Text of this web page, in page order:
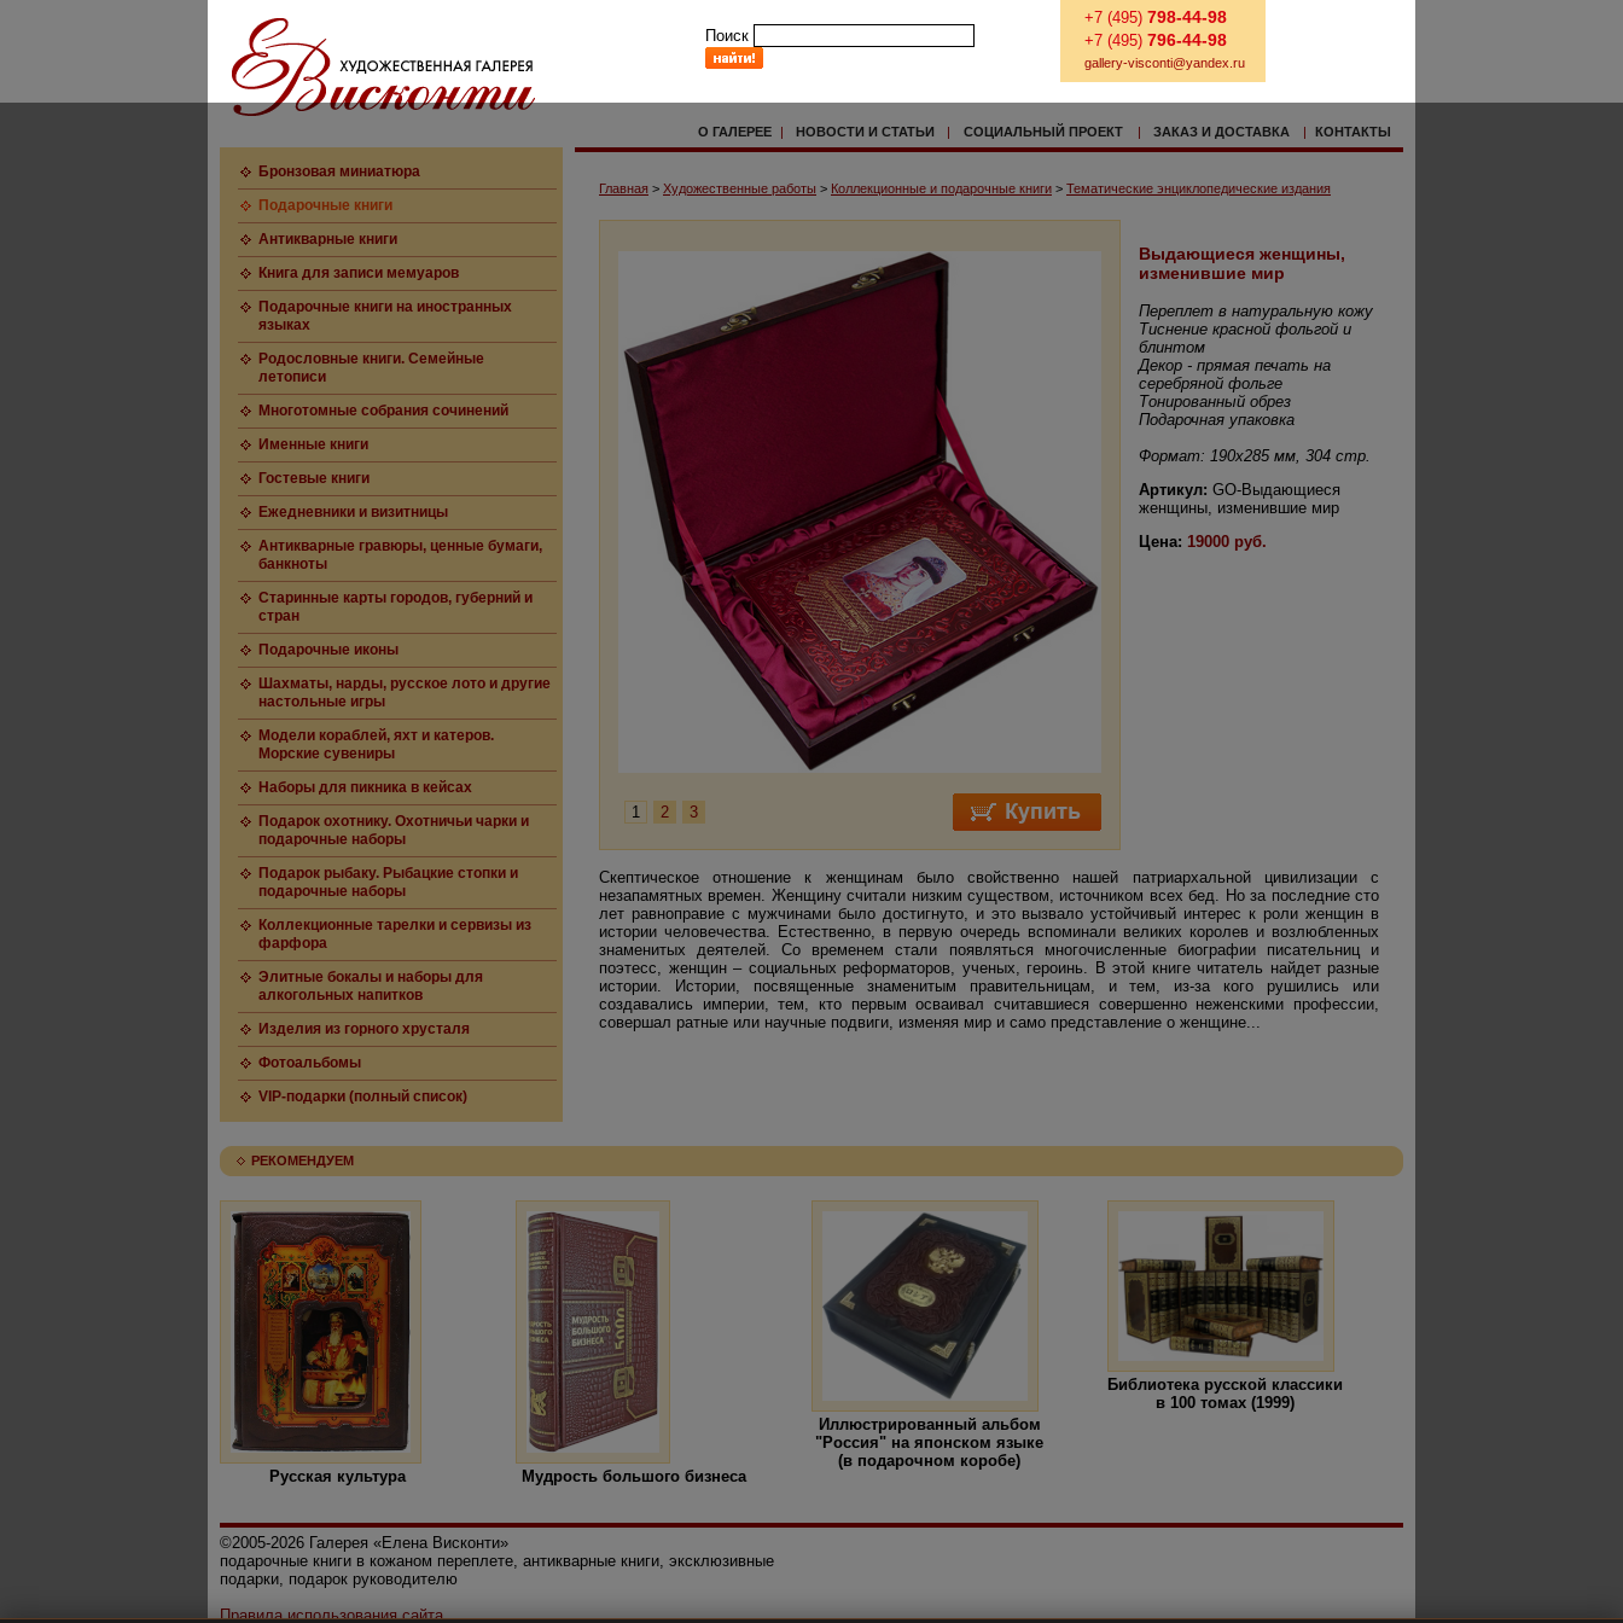
Поиск
+7 (495) 798-44-98
+7 (495) 796-44-98
gallery-visconti@yandex.ru
О ГАЛЕРЕЕ | НОВОСТИ И СТАТЬИ | СОЦИАЛЬНЫЙ ПРОЕКТ | ЗАКАЗ И ДОСТАВКА | КОНТАКТЫ
Бронзовая миниатюра
Подарочные книги
Антикварные книги
Книга для записи мемуаров
Подарочные книги на иностранных
языках
Родословные книги. Семейные
летописи
Многотомные собрания сочинений
Именные книги
Гостевые книги
Ежедневники и визитницы
Антикварные гравюры, ценные бумаги,
банкноты
Старинные карты городов, губерний и
стран
Подарочные иконы
Шахматы, нарды, русское лото и другие
настольные игры
Модели кораблей, яхт и катеров.
Морские сувениры
Наборы для пикника в кейсах
Подарок охотнику. Охотничьи чарки и
подарочные наборы
Подарок рыбаку. Рыбацкие стопки и
подарочные наборы
Коллекционные тарелки и сервизы из
фарфора
Элитные бокалы и наборы для
алкогольных напитков
Изделия из горного хрусталя
Фотоальбомы
VIP-подарки (полный список)
Главная > Художественные работы > Коллекционные и подарочные книги > Тематические энциклопедические издания
1 2 3
Выдающиеся женщины,
изменившие мир
Переплет в натуральную кожу
Тиснение красной фольгой и
блинтом
Декор - прямая печать на
серебряной фольге
Тонированный обрез
Подарочная упаковка
Формат: 190х285 мм, 304 стр.
Артикул: GO-Выдающиеся
женщины, изменившие мир
Цена: 19000 руб.
Скептическое отношение к женщинам было свойственно нашей патриархальной цивилизации с
незапамятных времен. Женщину считали низким существом, источником всех бед. Но за последние сто
лет равноправие с мужчинами было достигнуто, и это вызвало устойчивый интерес к роли женщин в
истории человечества. Естественно, в первую очередь вспоминали великих королев и возлюбленных
знаменитых деятелей. Со временем стали появляться многочисленные биографии писательниц и
поэтесс, женщин – социальных реформаторов, ученых, героинь. В этой книге читатель найдет разные
истории. Истории, посвященные знаменитым правительницам, и тем, из-за кого рушились или
создавались империи, тем, кто первым осваивал считавшиеся совершенно неженскими профессии,
совершал ратные или научные подвиги, изменяя мир и само представление о женщине...
РЕКОМЕНДУЕМ
Русская культура Мудрость большого бизнеса
Иллюстрированный альбом
"Россия" на японском языке
(в подарочном коробе)
Библиотека русской классики
в 100 томах (1999)
©2005-2026 Галерея «Елена Висконти»
подарочные книги в кожаном переплете, антикварные книги, эксклюзивные
подарки, подарок руководителю
Правила использования сайта